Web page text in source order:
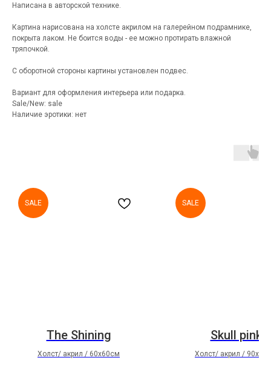
Написана в авторской технике.
Картина нарисована на холсте акрилом на галерейном подрамнике,
покрыта лаком. Не боится воды - ее можно протирать влажной
тряпочкой.
С оборотной стороны картины установлен подвес.
Вариант для оформления интерьера или подарка.
Sale/New: sale
Наличие эротики: нет
SALE
The Shining
Холст/ акрил / 60х60см
SALE
Skull pink
Холст/ акрил /